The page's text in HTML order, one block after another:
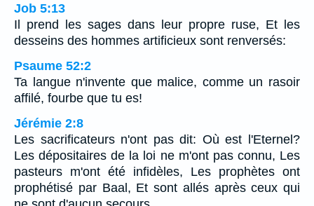
Job 5:13
Il prend les sages dans leur propre ruse, Et les
desseins des hommes artificieux sont renversés:
Psaume 52:2
Ta langue n'invente que malice, comme un rasoir
affilé, fourbe que tu es!
Jérémie 2:8
Les sacrificateurs n'ont pas dit: Où est l'Eternel?
Les dépositaires de la loi ne m'ont pas connu, Les
pasteurs m'ont été infidèles, Les prophètes ont
prophétisé par Baal, Et sont allés après ceux qui